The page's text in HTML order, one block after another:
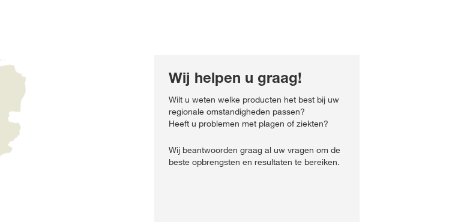
Wij helpen u graag!
Wilt u weten welke producten het best bij uw
regionale omstandigheden passen?
Heeft u problemen met plagen of ziekten?
Wij beantwoorden graag al uw vragen om de
beste opbrengsten en resultaten te bereiken.